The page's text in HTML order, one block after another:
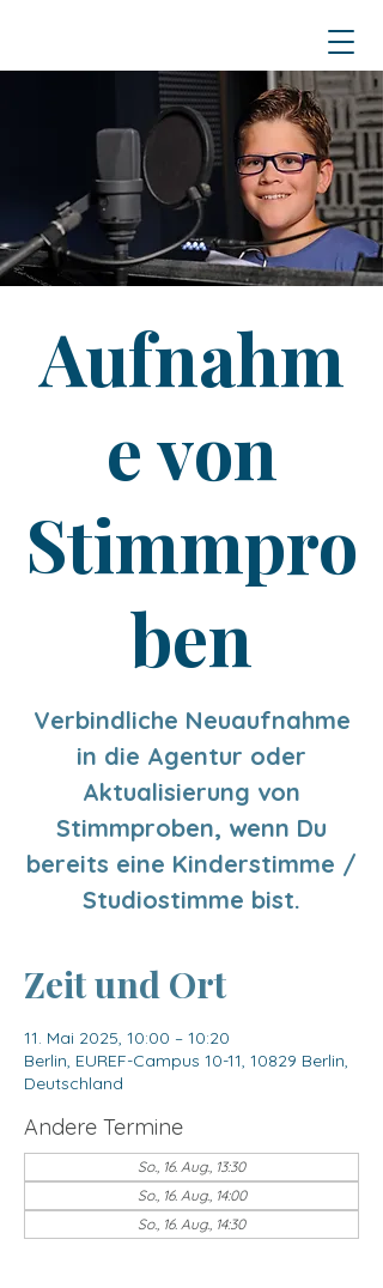
Aufnahm
e von
Stimmpro
ben
Verbindliche Neuaufnahme
in die Agentur oder
Aktualisierung von
Stimmproben, wenn Du
bereits eine Kinderstimme /
Studiostimme bist.
Zeit und Ort
11. Mai 2025, 10:00 – 10:20
Berlin, EUREF-Campus 10-11, 10829 Berlin,
Deutschland
Andere Termine
So., 16. Aug., 13:30
So., 16. Aug., 14:00
So., 16. Aug., 14:30